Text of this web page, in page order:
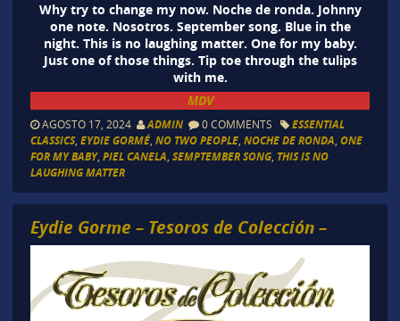
Why try to change my now. Noche de ronda. Johnny
one note. Nosotros. September song. Blue in the
night. This is no laughing matter. One for my baby.
Just one of those things. Tip toe through the tulips
with me.
MDV
AGOSTO 17, 2024 ADMIN 0 COMMENTS
ESSENTIAL
CLASSICS, EYDIE GORMÉ, NO TWO PEOPLE, NOCHE DE RONDA ONE
FOR MY BABY, PIEL CANELA SEMPTEMBER SONG, THIS IS NO
LAUGHING MATTER
Eydie Gorme – Tesoros de Colección –